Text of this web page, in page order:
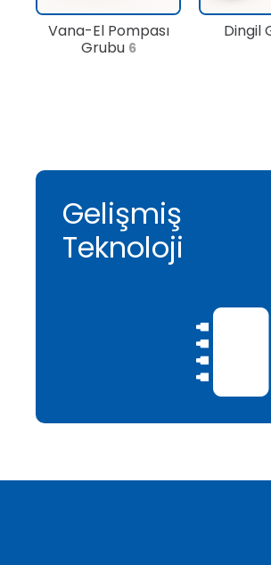
Vana-El Pompası
Grubu 6
Dingil
Gelişmiş
Teknoloji